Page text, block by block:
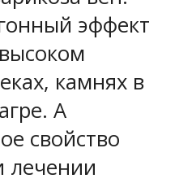
эффект
камнях в
А
свойство
лечении